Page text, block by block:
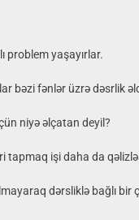
problem yaşayırlar.
bəzi fənlər üzrə dəsrlik
niyə əlçatan deyil?
tapmaq işi daha da
dərsliklə bağlı